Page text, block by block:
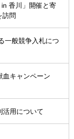
香川」開催と寄
訪問
一般競争入札につ
血キャンペーン
活用について